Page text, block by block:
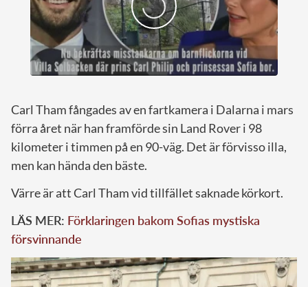
Carl Tham fångades av en fartkamera i Dalarna i mars
förra året när han framförde sin Land Rover i 98
kilometer i timmen på en 90-väg. Det är förvisso illa,
men kan hända den bäste.
Värre är att Carl Tham vid tillfället saknade körkort.
LÄS MER: Förklaringen bakom Sofias mystiska
försvinnande